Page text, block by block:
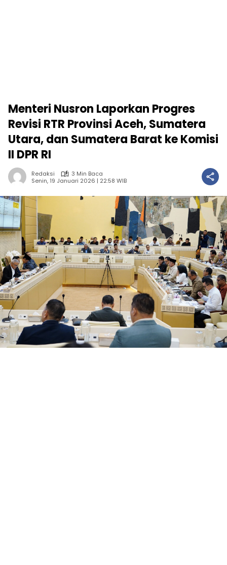
Menteri Nusron Laporkan Progres
Revisi RTR Provinsi Aceh, Sumatera
Utara, dan Sumatera Barat ke Komisi
II DPR RI
Redaksi
3 Min Baca
Senin, 19 Januari 2026 | 22:58 WIB